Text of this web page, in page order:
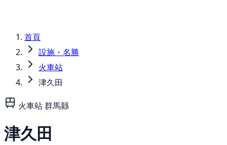
首頁
設施・名勝
火車站
津久田
火車站群馬縣
津久田